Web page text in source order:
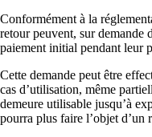
Conformément à la
retour peuvent, sur demande
paiement initial pendant leur
Cette demande peut être
cas d’utilisation, même
demeure utilisable jusqu’à
pourra plus faire l’objet d’un